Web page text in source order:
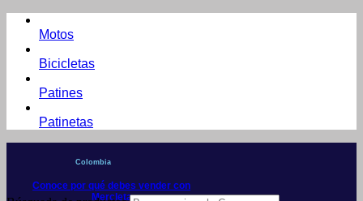
Motos
Bicicletas
Patines
Patinetas
Colombia
Conoce por qué debes vender con
Mercleta